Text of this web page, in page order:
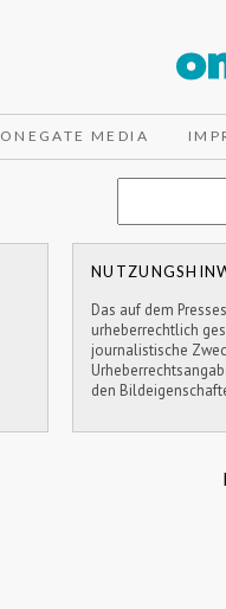
ONEGATE MEDIA
Das auf dem
urheberrechtlich
journalistische
den